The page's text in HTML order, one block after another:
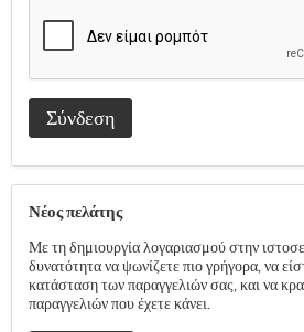
Σύνδεση
Νέος πελάτης
Με τη δημιουργία λογαριασμού στην
δυνατότητα να ψωνίζετε πιο γρήγορα, να
κατάσταση των παραγγελιών σας, και να
παραγγελιών που έχετε κάνει.